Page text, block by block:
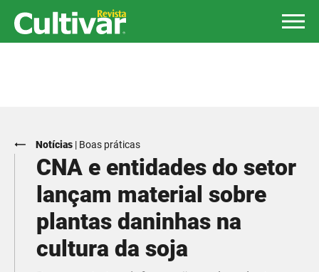
Notícias | Boas práticas
CNA e entidades do setor
lançam material sobre
plantas daninhas na
cultura da soja